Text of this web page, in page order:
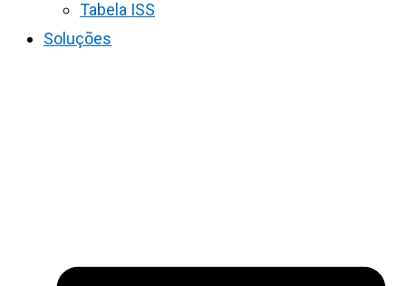
Tabela ISS
Soluções